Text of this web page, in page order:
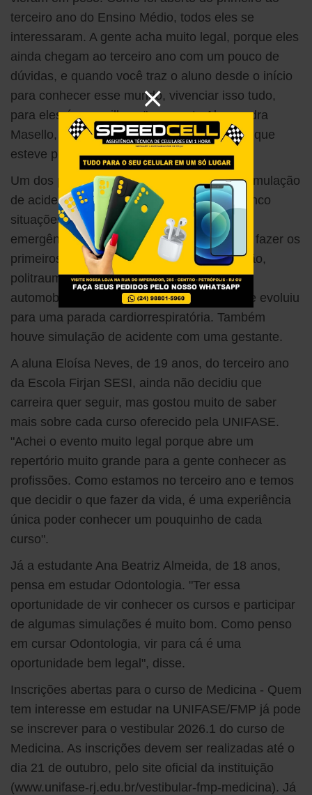
terceiro ano do Ensino Médio, todos eles se
interessaram. A gente acha muito legal, porque eles
ainda chegam ao terceiro ano com um pouco de
dúvidas, e quando você traz o aluno desde o início
para conhecer esse mundo, vivenciar isso tudo,
para eles é maravilhoso", comenta Alessandra
Masello, coordenadora do Colégio Apogeu, que
esteve presente no evento.
Um dos pontos alto da programação foi a simulação
de acidentes, com direito à ambulância e cinco
situações diferentes de atendimentos de
emergência. Os alunos foram convidados a fazer os
primeiros socorros em casos de eletrocussão,
politrauma decorrente de um acidente
automobilístico, convulsão, e mal súbito que evoluiu
para uma parada cardiorrespiratória. Também
houve simulação de acidente com uma gestante.
A aluna Eloísa Neves, de 19 anos, do terceiro ano
da Escola Firjan SESI, ainda não decidiu que
carreira quer seguir, mas gostou muito de saber
mais sobre cada curso oferecido pela UNIFASE.
"Achei o evento muito legal porque abre um
repertório muito grande para a gente conhecer as
profissões. Como estamos no terceiro ano e temos
que decidir o que fazer da vida, é uma experiência
única poder conhecer um pouquinho de cada
curso".
Já a estudante Ana Beatriz Almeida, de 18 anos,
pensa em estudar Odontologia. "Ter essa
oportunidade de vir conhecer os cursos e participar
de algumas simulações é muito bom. Como penso
em cursar Odontologia, vir para cá é uma
oportunidade bem legal", disse.
Inscrições abertas para o curso de Medicina - Quem
tem interesse em estudar na UNIFASE/FMP já pode
se inscrever para o vestibular 2026.1 do curso de
Medicina. As inscrições devem ser realizadas até o
dia 21 de outubro, pelo site oficial da instituição
(www.unifase-rj.edu.br/vestibular-fmp-medicina). Já